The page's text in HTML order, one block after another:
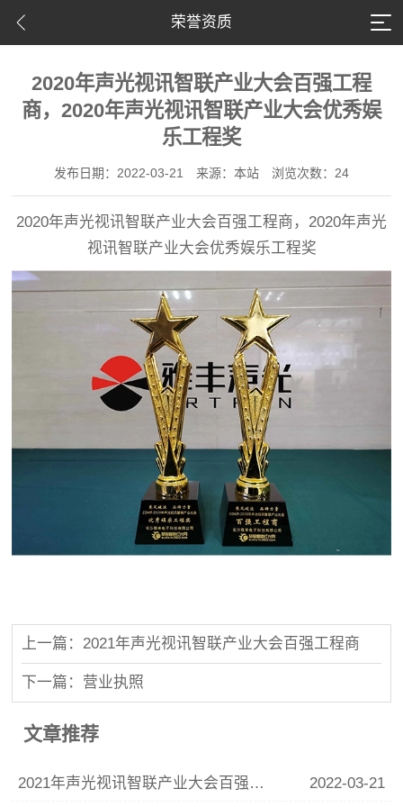
荣誉资质
2020年声光视讯智联产业大会百强工程
商，2020年声光视讯智联产业大会优秀娱
乐工程奖
发布日期：2022-03-21 来源：本站 浏览次数：24
2020年声光视讯智联产业大会百强工程商，2020年声光
视讯智联产业大会优秀娱乐工程奖
上一篇：2021年声光视讯智联产业大会百强工程商
下一篇：营业执照
文章推荐
2021年声光视讯智联产业大会百强工程商 2022-03-21